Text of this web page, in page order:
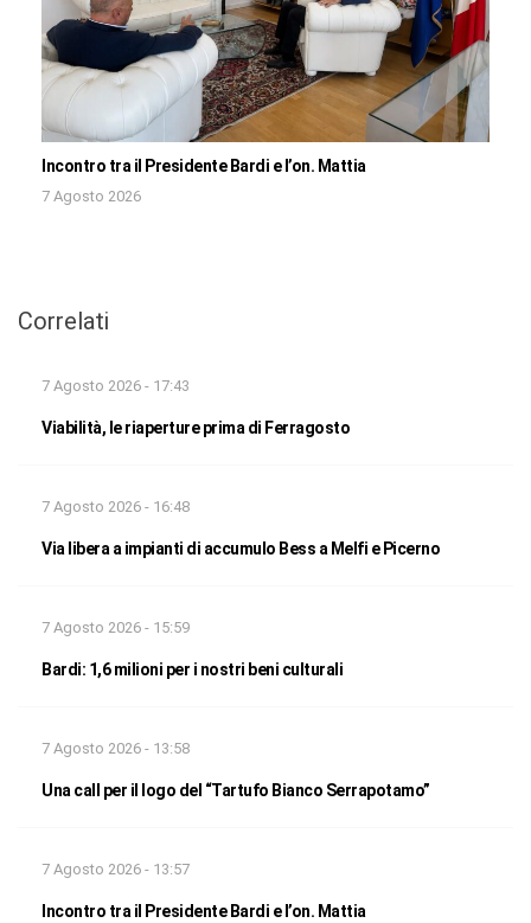
Incontro tra il Presidente Bardi e l’on. Mattia
7 Agosto 2026
Correlati
7 Agosto 2026 - 17:43
Viabilità, le riaperture prima di Ferragosto
7 Agosto 2026 - 16:48
Via libera a impianti di accumulo Bess a Melfi e Picerno
7 Agosto 2026 - 15:59
Bardi: 1,6 milioni per i nostri beni culturali
7 Agosto 2026 - 13:58
Una call per il logo del “Tartufo Bianco Serrapotamo”
7 Agosto 2026 - 13:57
Incontro tra il Presidente Bardi e l’on. Mattia